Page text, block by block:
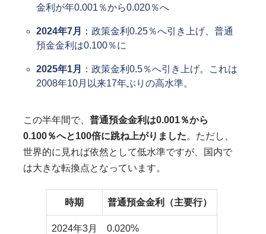
金利が年0.001％から0.020％へ
2024年7月
：政策金利0.25％へ引き上げ、普通
預金金利は0.100％に
2025年1月
：政策金利0.5％へ引き上げ。これは
2008年10月以来17年ぶりの高水準。
この半年間で、 普通預金金利は0.001％から
0.100％へと100倍に跳ね上がりました。ただし、
世界的に見れば依然として低水準ですが、国内で
は大きな転換点となっています。
時期 普通預金金利（主要行）
2024年3月 0.020%